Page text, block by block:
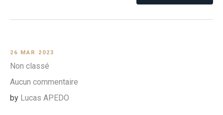
26 MAR 2023
Non classé
Aucun commentaire
by Lucas APEDO